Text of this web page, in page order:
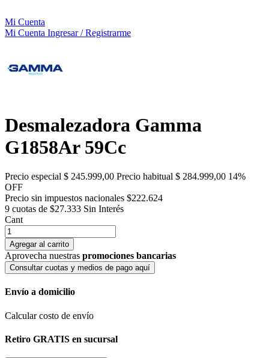
Mi Cuenta
Mi Cuenta Ingresar / Registrarme
Desmalezadora Gamma
G1858Ar 59Cc
Precio especial $ 245.999,00 Precio habitual $ 284.999,00 14%
OFF
Precio sin impuestos nacionales $222.624
9 cuotas de $27.333 Sin Interés
Cant
Agregar al carrito
Aprovecha nuestras promociones bancarias
Consultar cuotas y medios de pago aquí
Envío a domicilio
Calcular costo de envío
Retiro GRATIS en sucursal